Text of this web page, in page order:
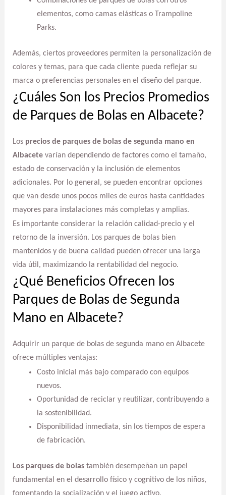
elementos, como camas elásticas o Trampoline
Parks.
Además, ciertos proveedores permiten la personalización de
colores y temas, para que cada cliente pueda reflejar su
marca o preferencias personales en el diseño del parque.
¿Cuáles Son los Precios Promedios
de Parques de Bolas en Albacete?
Los precios de parques de bolas de segunda mano en
Albacetevarían dependiendo de factores como el tamaño,
estado de conservación y la inclusión de elementos
adicionales. Por lo general, se pueden encontrar opciones
que van desde unos pocos miles de euros hasta cantidades
mayores para instalaciones más completas y amplias.
Es importante considerar la relación calidad-precio y el
retorno de la inversión. Los parques de bolas bien
mantenidos y de buena calidad pueden ofrecer una larga
vida útil, maximizando la rentabilidad del negocio.
¿Qué Beneficios Ofrecen los
Parques de Bolas de Segunda
Mano en Albacete?
Adquirir un parque de bolas de segunda mano en Albacete
ofrece múltiples ventajas:
Costo inicial más bajo comparado con equipos
nuevos.
Oportunidad de reciclar y reutilizar, contribuyendo a
la sostenibilidad.
Disponibilidad inmediata, sin los tiempos de espera
de fabricación.
Los parques de bolastambién desempeñan un papel
fundamental en el desarrollo físico y cognitivo de los niños,
fomentando la socialización y el juego activo.